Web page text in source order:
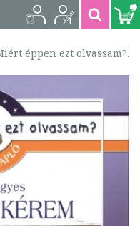
0
éppen ezt olvassam?.